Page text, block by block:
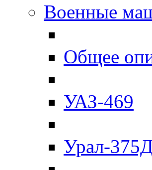
Военные
Общее
УАЗ-469
Урал-